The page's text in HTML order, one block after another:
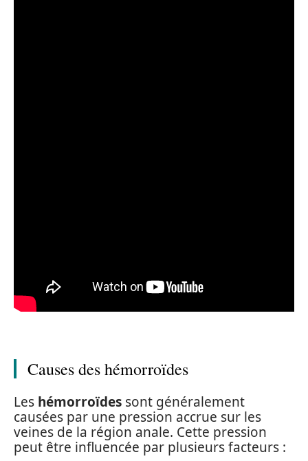
Causes des hémorroïdes
Les hémorroïdes sont généralement
causées par une pression accrue sur les
veines de la région anale. Cette pression
peut être influencée par plusieurs facteurs :